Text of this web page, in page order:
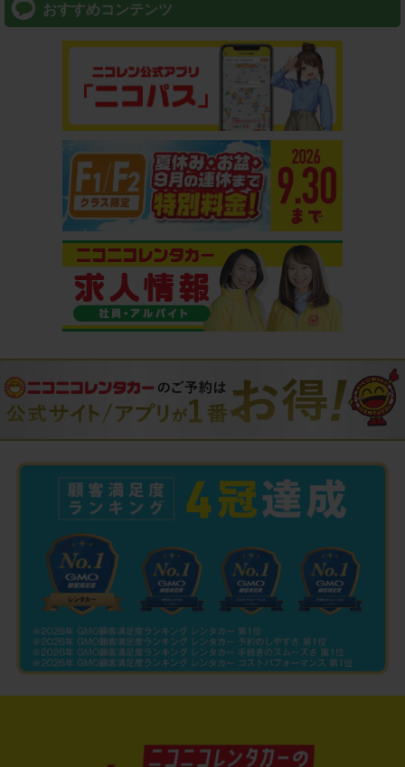
おすすめコンテンツ